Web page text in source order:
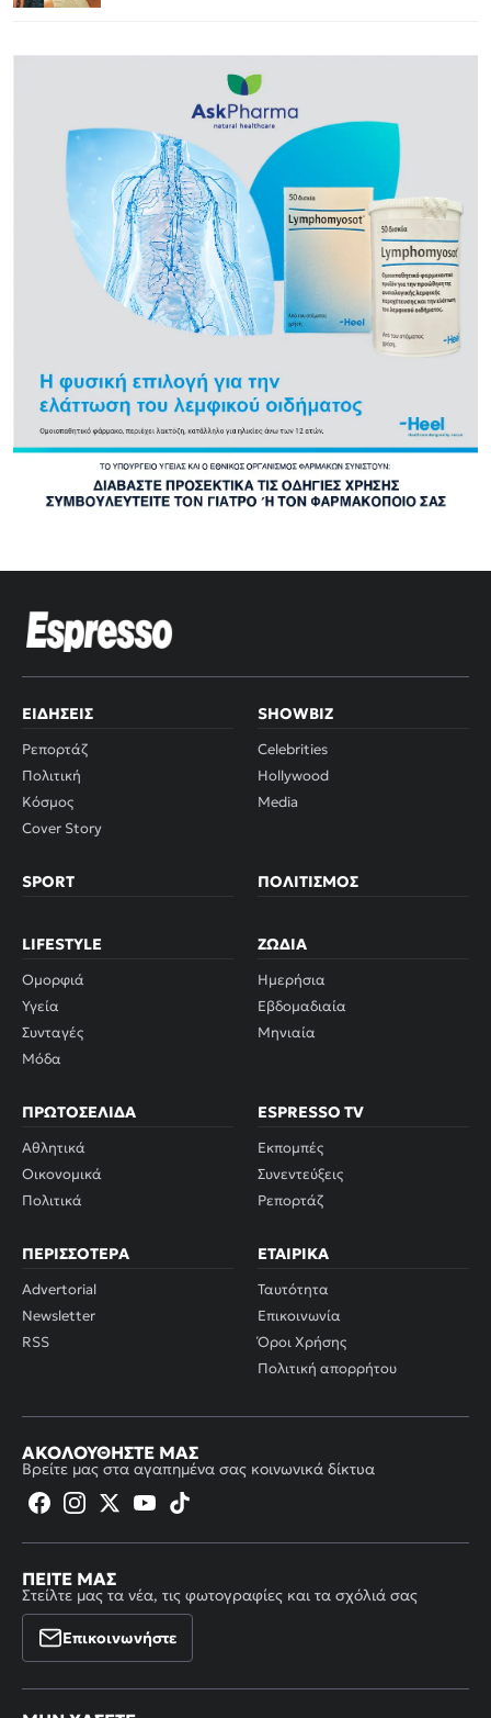
ΕΙΔΉΣΕΙΣ
Ρεπορτάζ
Πολιτική
Κόσμος
Cover Story
SHOWBIZ
Celebrities
Hollywood
Media
SPORT ΠΟΛΙΤΙΣΜΌΣ
LIFESTYLE
Ομορφιά
Υγεία
Συνταγές
Μόδα
ΖΏΔΙΑ
Ημερήσια
Εβδομαδιαία
Μηνιαία
ΠΡΩΤΟΣΈΛΙΔΑ
Αθλητικά
Οικονομικά
Πολιτικά
ESPRESSO TV
Εκπομπές
Συνεντεύξεις
Ρεπορτάζ
ΠΕΡΙΣΣΌΤΕΡΑ
Advertorial
Newsletter
RSS
ΕΤΑΙΡΙΚΆ
Ταυτότητα
Επικοινωνία
Όροι Χρήσης
Πολιτική απορρήτου
ΑΚΟΛΟΥΘΉΣΤΕ ΜΑΣ
Βρείτε μας στα αγαπημένα σας κοινωνικά δίκτυα
ΠΕΊΤΕ ΜΑΣ
Στείλτε μας τα νέα, τις φωτογραφίες και τα σχόλιά σας
Επικοινωνήστε